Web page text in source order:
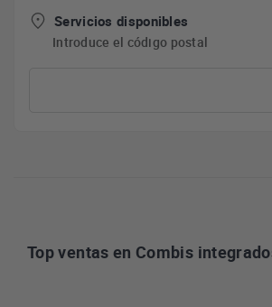
Servicios disponibles
Introduce el código postal
Top ventas en Combis